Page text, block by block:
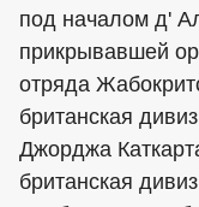
под началом д'
прикрывавшей
отряда
британская
Джорджа
британская